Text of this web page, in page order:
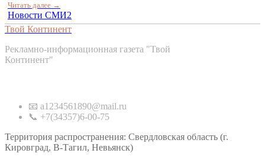
Читать далее →
Новости СМИ2
Твой Континент
Рекламно-информационная газета "Твой
Континент"
📧 a1234561890@mail.ru
📞 +7(34357)6-00-75
Территория распространения: Свердловская область (г.
Кировград, В-Тагил, Невьянск)